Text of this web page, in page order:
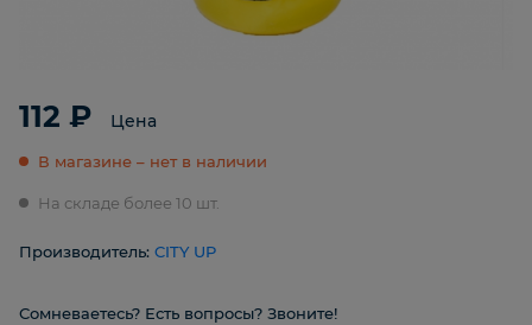
112 ₽ Цена
В магазине – нет в наличии
На складе более 10 шт.
Производитель: CITY UP
Сомневаетесь? Есть вопросы? Звоните!